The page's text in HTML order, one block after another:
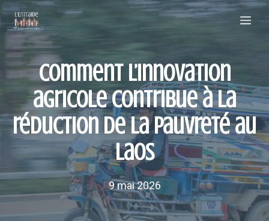
Aller
au
contenu
Comment l’innovation
agricole contribue à la
réduction de la pauvreté au
Laos
9 mai 2026